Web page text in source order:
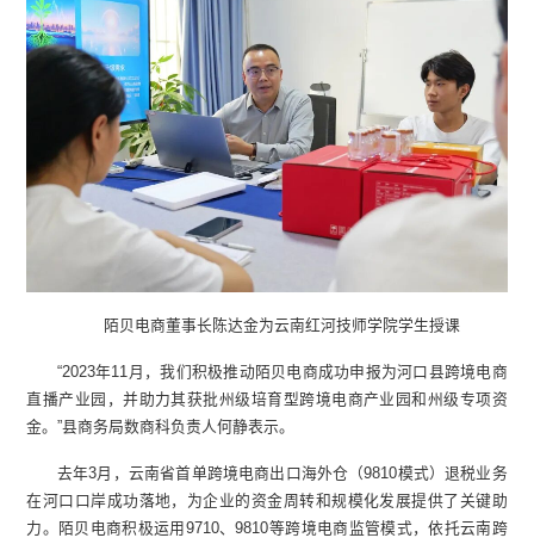
陌贝电商董事长陈达金为云南红河技师学院学生授课
“2023年11月，我们积极推动陌贝电商成功申报为河口县跨境电商
直播产业园，并助力其获批州级培育型跨境电商产业园和州级专项资
金。”县商务局数商科负责人何静表示。
去年3月，云南省首单跨境电商出口海外仓（9810模式）退税业务
在河口口岸成功落地，为企业的资金周转和规模化发展提供了关键助
力。陌贝电商积极运用9710、9810等跨境电商监管模式，依托云南跨